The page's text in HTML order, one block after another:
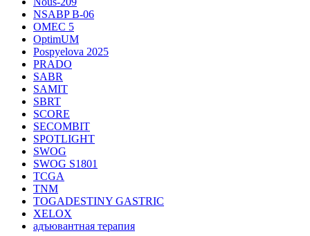
NSABP B-06
OMEC 5
OptimUM
Pospyelova 2025
PRADO
SABR
SAMIT
SBRT
SCORE
SECOMBIT
SPOTLIGHT
SWOG
SWOG S1801
TCGA
TNM
TOGADESTINY GASTRIC
XELOX
адъювантная терапия